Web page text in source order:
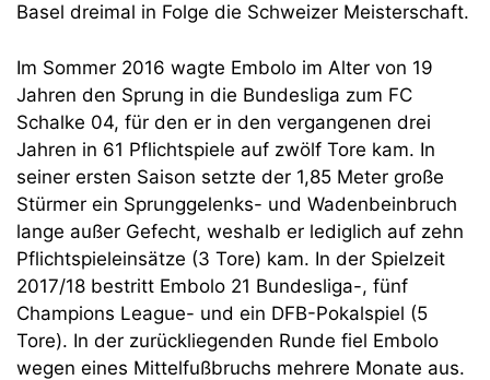
Basel dreimal in Folge die Schweizer Meisterschaft.
Im Sommer 2016 wagte Embolo im Alter von 19
Jahren den Sprung in die Bundesliga zum FC
Schalke 04, für den er in den vergangenen drei
Jahren in 61 Pflichtspiele auf zwölf Tore kam. In
seiner ersten Saison setzte der 1,85 Meter große
Stürmer ein Sprunggelenks- und Wadenbeinbruch
lange außer Gefecht, weshalb er lediglich auf zehn
Pflichtspieleinsätze (3 Tore) kam. In der Spielzeit
2017/18 bestritt Embolo 21 Bundesliga-, fünf
Champions League- und ein DFB-Pokalspiel (5
Tore). In der zurückliegenden Runde fiel Embolo
wegen eines Mittelfußbruchs mehrere Monate aus.